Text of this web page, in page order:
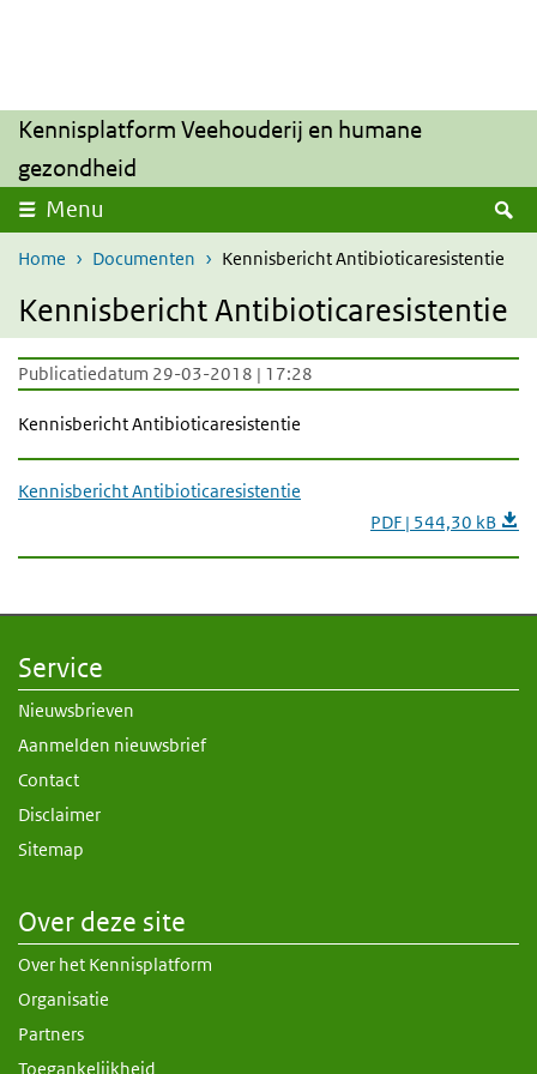
Kennisplatform Veehouderij en humane
gezondheid
Menu
Home Documenten Kennisbericht Antibioticaresistentie
Kennisbericht Antibioticaresistentie
Publicatiedatum 29-03-2018 | 17:28
Kennisbericht Antibioticaresistentie
Kennisbericht Antibioticaresistentie
PDF | 544,30 kB
Service
Nieuwsbrieven
Aanmelden nieuwsbrief
Contact
Disclaimer
Sitemap
Over deze site
Over het Kennisplatform
Organisatie
Partners
Toegankelijkheid